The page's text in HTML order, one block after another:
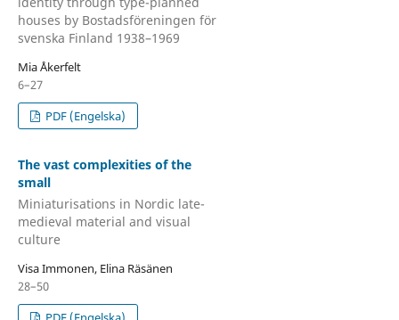
houses by Bostadsföreningen för
svenska Finland 1938–1969
Mia Åkerfelt
6–27
PDF (Engelska)
The vast complexities of the
small
Miniaturisations in Nordic late-
medieval material and visual
culture
Visa Immonen, Elina Räsänen
28–50